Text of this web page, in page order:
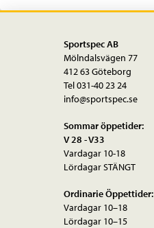
Sportspec AB
Mölndalsvägen 77
412 63 Göteborg
Tel 031-40 23 24
info@sportspec.se
Sommar öppetider:
V 28 - V33
Vardagar 10-18
Lördagar STÄNGT
Ordinarie Öppettider:
Vardagar 10–18
Lördagar 10–15